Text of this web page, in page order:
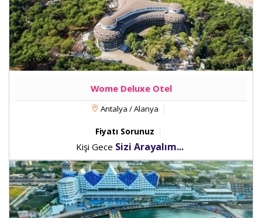
Wome Deluxe Otel
Antalya / Alanya
Fiyatı Sorunuz
Kişi Gece Sizi Arayalım...